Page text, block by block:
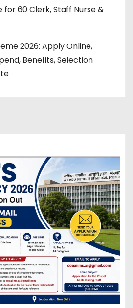
for 60 Clerk, Staff Nurse &
2026: Apply Online,
Benefits, Selection